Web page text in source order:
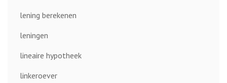
lening berekenen
leningen
lineaire hypotheek
linkeroever